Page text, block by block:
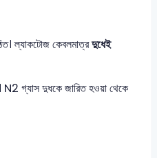
ল্যাকটোজ কেবলমাত্রদুধেই
N2​ গ্যাস দুধকে জারিত হওয়া থেকে